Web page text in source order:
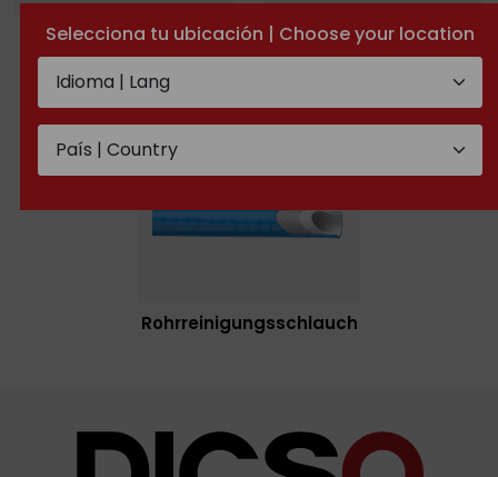
Selecciona tu ubicación | Choose your location
Textilwendel Metallwendel
Rohrreinigungsschlauch